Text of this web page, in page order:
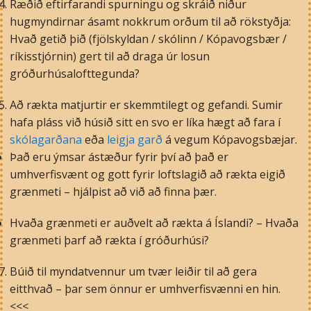
Ræðið eftirfarandi spurningu og skráið niður
hugmyndirnar ásamt nokkrum orðum til að rökstyðja:
Hvað getið þið (fjölskyldan / skólinn / Kópavogsbær /
ríkisstjórnin) gert til að draga úr losun
gróðurhúsalofttegunda?
Að rækta matjurtir er skemmtilegt og gefandi. Sumir
hafa pláss við húsið sitt en svo er líka hægt að fara í
skólagarðana eða leigja garð á vegum Kópavogsbæjar.
Það eru ýmsar ástæður fyrir því að það er
umhverfisvænt og gott fyrir loftslagið að rækta eigið
grænmeti – hjálpist að við að finna þær.
Hvaða grænmeti er auðvelt að rækta á Íslandi? – Hvaða
grænmeti þarf að rækta í gróðurhúsi?
Búið til myndatvennur um tvær leiðir til að gera
eitthvað – þar sem önnur er umhverfisvænni en hin.
<<<